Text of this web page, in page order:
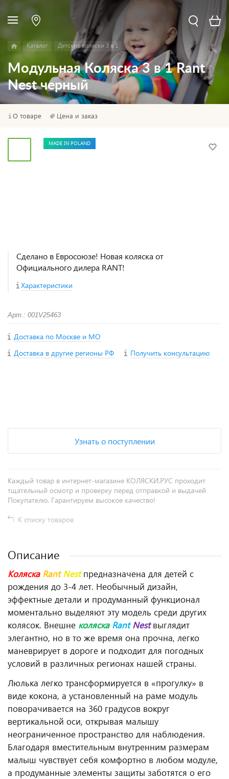
Каталог Детские коляски 3 в 1
Модульная Коляска 3 в 1 Rant
Nest черный
О товаре Цена и заказ
MADE IN POLAND
Сделано в Евросоюзе! Новая коляска от
Официального дилера RANT!
Характеристики
Арт.: 001V25463
Доставка по Москве и МО
Доставка в другие регионы РФ
Получить консультацию
Узнать о поступлении
Каждый товар в интернет-магазине КОЛЯСКИ.РУС проходит
тщательный осмотр и проверку перед отправкой и выдачей
Покупателю. Гарантируем высокое качество!
К списку товаров
Описание
Коляска RantNest предназначена для детей с
рождения до 3-4 лет. Необычный дизайн,
эффектные детали и продуманный функционал
моментально выделяют эту модель среди других
колясок. Внешне коляска RantNestвыглядит
элегантно, но в то же время она прочна, легко
маневрирует в дороге и подходит для погодных
условий в различных регионах нашей страны.
Люлька легко трансформируется в «прогулку» в
виде кокона, а установленный на раме модуль
поворачивается на 360 градусов вокруг
вертикальной оси, открывая малышу
неограниченное пространство для наблюдения.
Благодаря вместительным внутренним размерам
малыш чувствует себя комфортно в любом модуле,
а продуманные элементы защиты заботятся о его